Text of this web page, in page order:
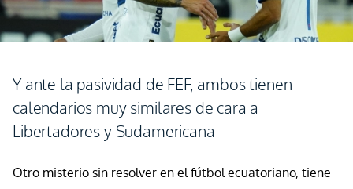
Y ante la pasividad de FEF, ambos tienen
calendarios muy similares de cara a
Libertadores y Sudamericana
Otro misterio sin resolver en el fútbolecuatoriano, tiene